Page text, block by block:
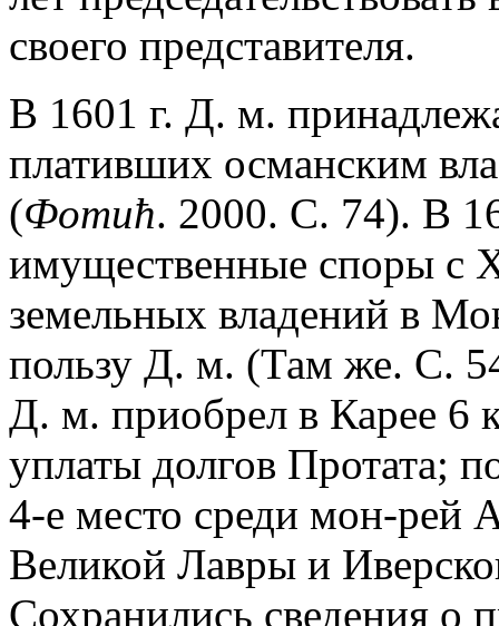
своего представителя.
В 1601 г. Д. м.
плативших османским
(Фоmић. 2000. С. 74). В
имущественные споры с
земельных владений в
пользу Д. м. (Там же. С.
Д. м. приобрел в Карее 6
уплаты долгов Протата;
4-е место среди мон-рей
Великой Лавры и
Сохранились сведения о